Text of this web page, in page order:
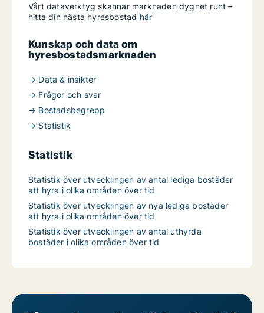
Vårt dataverktyg skannar marknaden dygnet runt –
hitta din nästa hyresbostad här
Kunskap och data om
hyresbostadsmarknaden
→ Data & insikter
→ Frågor och svar
→ Bostadsbegrepp
→ Statistik
Statistik
Statistik över utvecklingen av antal lediga bostäder
att hyra i olika områden över tid
Statistik över utvecklingen av nya lediga bostäder
att hyra i olika områden över tid
Statistik över utvecklingen av antal uthyrda
bostäder i olika områden över tid